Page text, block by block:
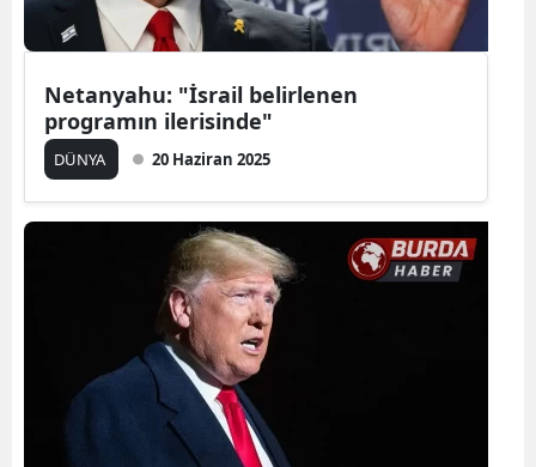
Netanyahu: "İsrail belirlenen
programın ilerisinde"
DÜNYA 20 Haziran 2025